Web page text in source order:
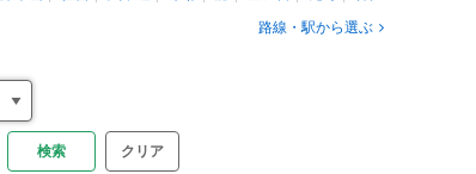
路線・駅から選ぶ
クリア